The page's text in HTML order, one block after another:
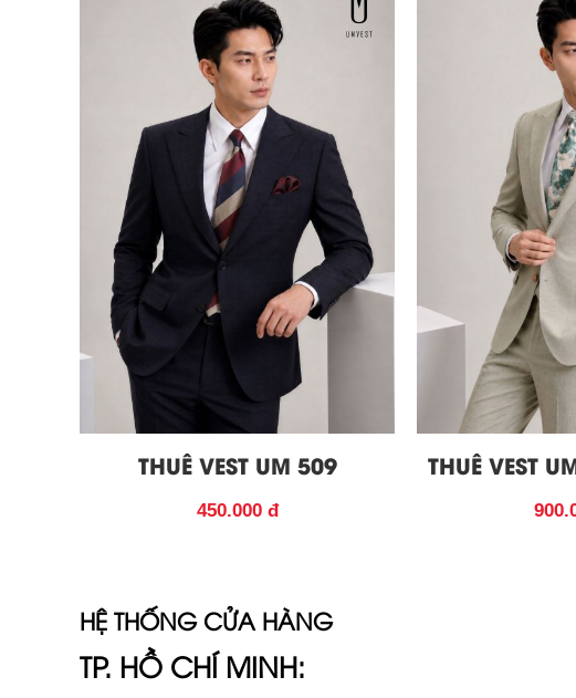
THUÊ VEST UM 509
450.000 đ
THUÊ VEST
HỆ THỐNG CỬA HÀNG
TP. HỒ CHÍ MINH: